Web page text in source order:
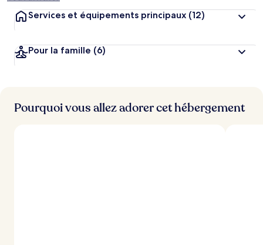
Services et équipements principaux (12)
Pour la famille (6)
Pourquoi vous allez adorer cet hébergement